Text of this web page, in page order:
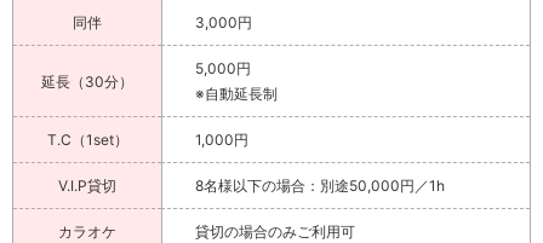
同伴 3,000円
延長（30分）
5,000円
※自動延長制
T.C（1set） 1,000円
V.I.P貸切 8名様以下の場合：別途50,000円／1h
カラオケ 貸切の場合のみご利用可